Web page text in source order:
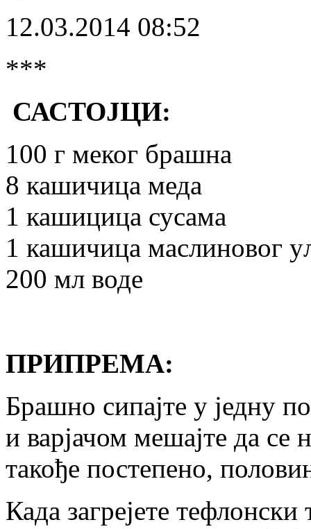
12.03.2014 08:52
***
САСТОЈЦИ:
100 г меког брашна
8 кашичица меда
1 кашицица сусама
1 кашичица маслиновог
200 мл воде
ПРИПРЕМА:
Брашно сипајте у једну
и варјачом мешајте да се
такође постепено,
Када загрејете